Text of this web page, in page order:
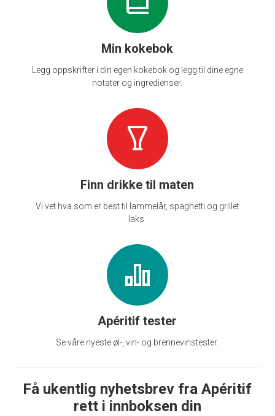
Min kokebok
Legg oppskrifter i din egen kokebok og legg til dine egne
notater og ingredienser.
Finn drikke til maten
Vi vet hva som er best til lammelår, spaghetti og grillet
laks.
Apéritif tester
Se våre nyeste øl-, vin- og brennevinstester.
Få ukentlig nyhetsbrev fra Apéritif
rett i innboksen din